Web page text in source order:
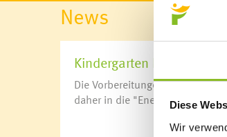
Diese
Wir
News
Kindergarten Hofen zieht
Die Vorbereitungen für das
daher in die "Energiefabrik an